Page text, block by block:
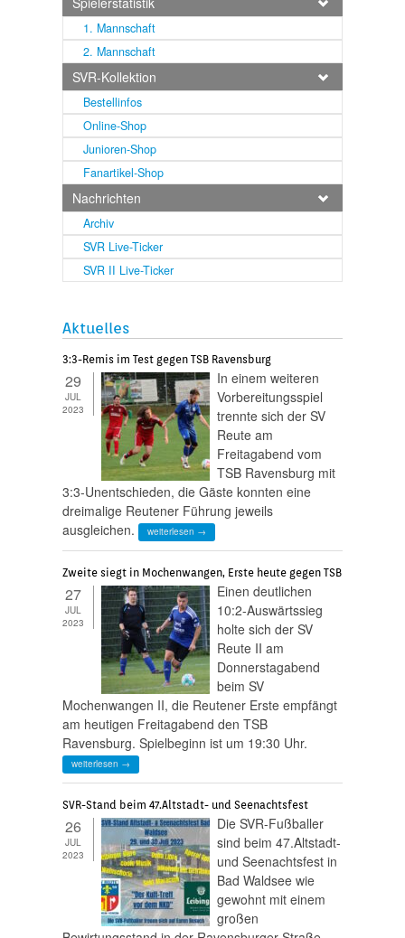
1. Mannschaft
2. Mannschaft
SVR-Kollektion
Bestellinfos
Online-Shop
Junioren-Shop
Fanartikel-Shop
Nachrichten
Archiv
SVR Live-Ticker
SVR II Live-Ticker
Aktuelles
3:3-Remis im Test gegen TSB Ravensburg
29
JUL
2023
In einem weiteren
Vorbereitungsspiel
trennte sich der SV
Reute am
Freitagabend vom
TSB Ravensburg mit
3:3-Unentschieden, die Gäste konnten eine
dreimalige Reutener Führung jeweils
ausgleichen.
weiterlesen →
Zweite siegt in Mochenwangen, Erste heute gegen TSB
27
JUL
2023
Einen deutlichen
10:2-Auswärtssieg
holte sich der SV
Reute II am
Donnerstagabend
beim SV
Mochenwangen II, die Reutener Erste empfängt
am heutigen Freitagabend den TSB
Ravensburg. Spielbeginn ist um 19:30 Uhr.
weiterlesen →
SVR-Stand beim 47.Altstadt- und Seenachtsfest
26
JUL
2023
Die SVR-Fußballer
sind beim 47.Altstadt-
und Seenachtsfest in
Bad Waldsee wie
gewohnt mit einem
großen